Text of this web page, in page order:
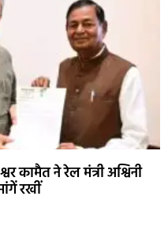
ने रेल मंत्री अश्विनी
रखीं